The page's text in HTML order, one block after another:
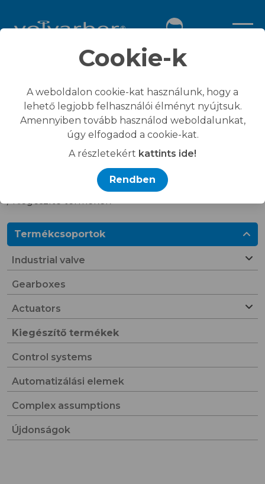
Üdvözöljük megújult
weboldalunkon!
/Kiegészítő termékek
Termékcsoportok
Industrial valve
Gearboxes
Actuators
Kiegészítő termékek
Control systems
Automatizálási elemek
Complex assumptions
Újdonságok
Cookie-k
A weboldalon cookie-kat használunk, hogy a
lehető legjobb felhasználói élményt nyújtsuk.
Amennyiben tovább használod weboldalunkat,
úgy elfogadod a cookie-kat.
A részletekért kattints ide!
Rendben